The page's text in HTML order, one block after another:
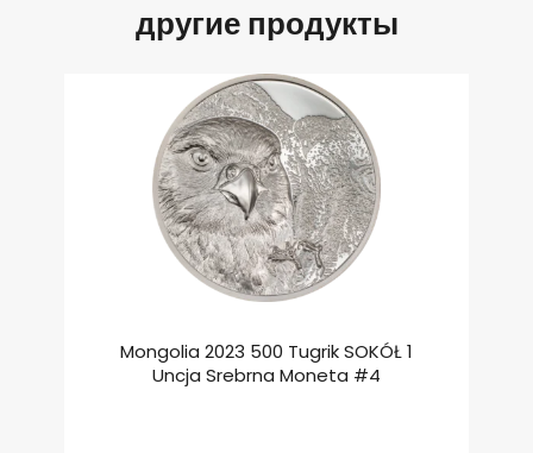
другие продукты
Mongolia 2023 500 Tugrik SOKÓŁ 1
Uncja Srebrna Moneta #4